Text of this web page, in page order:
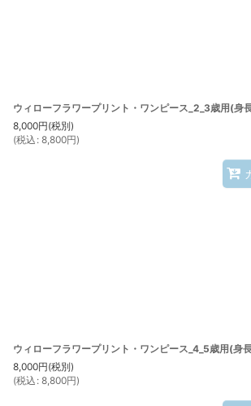
ウィローフラワープリント・ワンピース_2_3歳用(
8,000円(税別)
(税込 : 8,800円)
ウィローフラワープリント・ワンピース_4_5歳用(
8,000円(税別)
(税込 : 8,800円)